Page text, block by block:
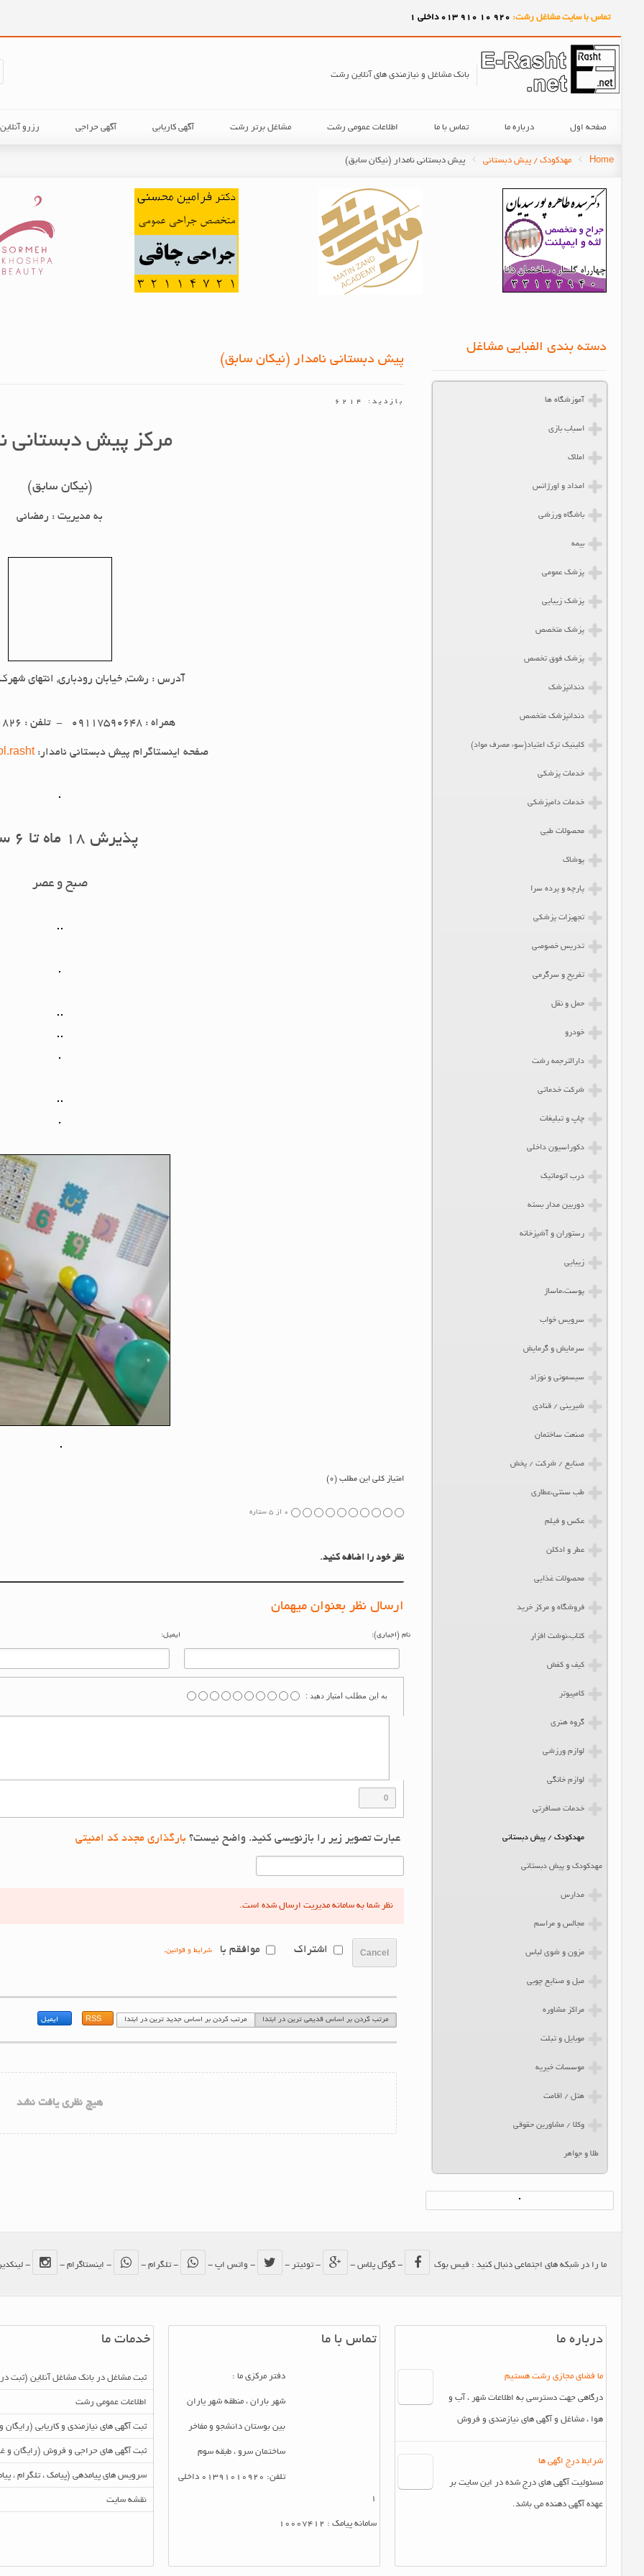
تماس با سایت مشاغل رشت: 920
10
910 013 داخلی 1
بانک مشاغل و نیازمندی های آنلاین رشت
صفحه اول درباره ما تماس با ما اطلاعات عمومی رشت مشاغل برتر رشت آگهی کاریابی آگهی حراجی رزرو
Home مهدکودک / پیش دبستانی پیش دبستانی نامدار (نیکان سابق)
پیش دبستانی نامدار (نیکان سابق)
بازدید: 6214
مرکز پیش دبستانی
(نیکان سابق)
به مدیریت : رمضانی
آدرس : رشت, خیابان رودباری, انتهای
همراه : 09117590648 - تلفن : 33531826-013
صفحه اینستاگرام پیش دبستانی نامدار:
پذیرش 18 ماه تا 6 سال
صبح و عصر
نظر خود را اضافه کنید.
ارسال نظر بعنوان میهمان
0
نظر شما به سامانه مدیریت ارسال شده است.
مرتب کردن بر اساس قدیمی ترین در ابتدا مرتب کردن بر اساس جدید ترین در ابتدا ایمیل
هیچ نظری یافت نشد
دسته بندی الفبایی مشاغل
آموزشگاه ها
اسباب بازی
املاک
امداد و اورژانس
باشگاه ورزشی
بیمه
پزشک عمومی
پزشک زیبایی
پزشک متخصص
پزشک فوق تخصص
دندانپزشک
دندانپزشک متخصص
کلینیک ترک اعتیاد(سوء مصرف مواد)
خدمات پزشکی
خدمات دامپزشکی
محصولات طبی
پوشاک
پارچه و پرده سرا
تجهیزات پزشکی
تدریس خصوصی
تفریح و سرگرمی
حمل و نقل
خودرو
دارالترجمه رشت
شرکت خدماتی
چاپ و تبلیغات
دکوراسیون داخلی
درب اتوماتیک
دوربین مدار بسته
رستوران و آشپزخانه
زیبایی
پوست،ماساژ
سرویس خواب
سرمایش و گرمایش
سیسمونی و نوزاد
شیرینی / قنادی
صنعت ساختمان
صنایع / شرکت / پخش
طب سنتی،عطاری
عکس و فیلم
عطر و ادکلن
محصولات غذایی
فروشگاه و مرکز خرید
کتاب،نوشت افزار
کیف و کفش
کامپیوتر
گروه هنری
لوازم ورزشی
لوازم خانگی
خدمات مسافرتی
مهدکودک / پیش دبستانی
مهدکودک و پیش دبستانی
مدارس
مجالس و مراسم
مزون و شوی لباس
مبل و صنایع چوبی
مراکز مشاوره
موبایل و تبلت
موسسات خیریه
هتل / اقامت
وکلا / مشاورین حقوقی
طلا و جواهر
ما را در شبکه های اجتماعی دنبال کنید : فیس بوک - تلگرام - - اینستاگرام - -